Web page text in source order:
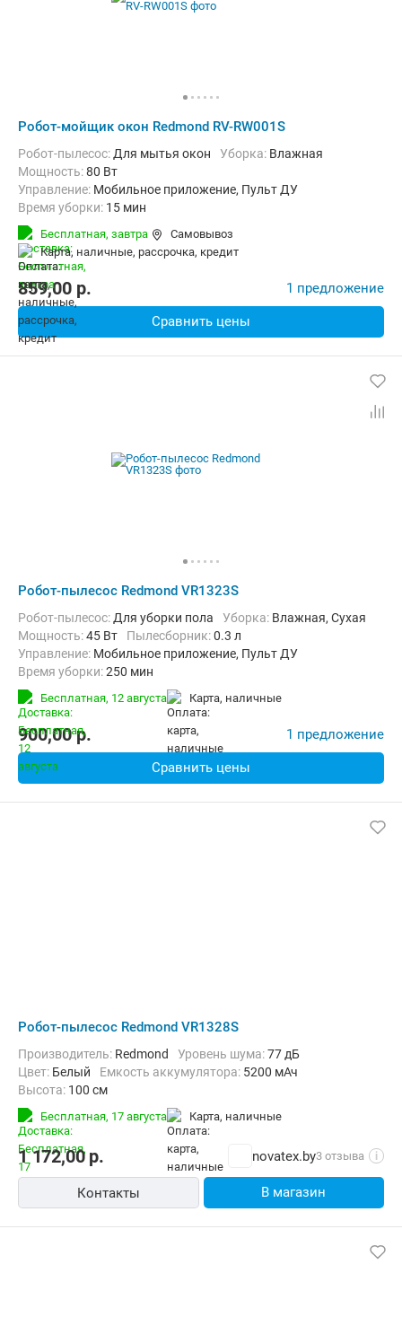
Робот-мойщик окон Redmond RV-RW001S
Робот-пылесос: Для мытья окон Уборка: Влажная
мощность:80 Вт
Управление: Мобильное приложение, Пульт ДУ
Время уборки: 15 мин
Бесплатная, завтра
Самовывоз
карта, наличные, рассрочка, кредит
859,00 p. 1 предложение
Сравнить цены
Робот-пылесос Redmond VR1323S
Робот-пылесос: Для уборки пола Уборка: Влажная, Сухая
мощность:45 Вт пылесборник:0.3 л
Управление: Мобильное приложение, Пульт ДУ
Время уборки:250 мин
Функции:
Автоматический возврат на базу, Виртуальная
Бесплатная, 12 августа карта, наличные
900,00p. 1 предложение
Сравнить цены
Робот-пылесос Redmond VR1328S
Производитель: Redmond Уровень шума:77 дБ
Цвет: Белый Емкость аккумулятора: 5200 мАч
Высота: 100 см
Бесплатная, 17 августа карта, наличные
1 172,00р. novatex.by3 отзыва i
Контакты В магазин